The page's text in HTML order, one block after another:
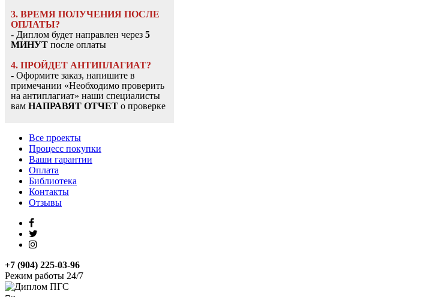
3. ВРЕМЯ ПОЛУЧЕНИЯ ПОСЛЕ
ОПЛАТЫ?
- Диплом будет направлен через 5
МИНУТ после оплаты
4. ПРОЙДЕТ АНТИПЛАГИАТ?
- Оформите заказ, напишите в
примечании «Необходимо проверить
на антиплагиат» наши специалисты
вам НАПРАВЯТ ОТЧЕТ о проверке
Все проекты
Процесс покупки
Ваши гарантии
Оплата
Библиотека
Контакты
Отзывы
+7 (904) 225-03-96
Режим работы 24/7